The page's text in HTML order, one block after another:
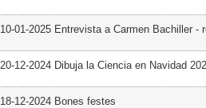
10-01-2025 Entrevista a Carmen Bachiller -
20-12-2024 Dibuja la Ciencia en Navidad
18-12-2024 Bones festes